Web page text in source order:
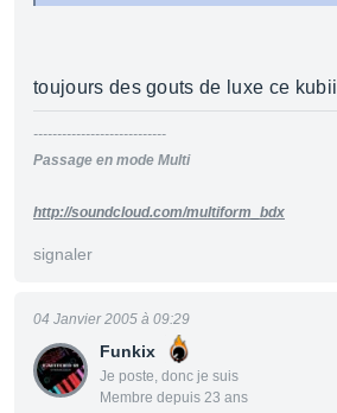
toujours des gouts de luxe ce kubii
----------------------------
Passage en mode Multi
http://soundcloud.com/multiform_bdx
signaler
Funkix
Je poste, donc je suis
Membre depuis 23 ans
04 Janvier 2005 à 09:29